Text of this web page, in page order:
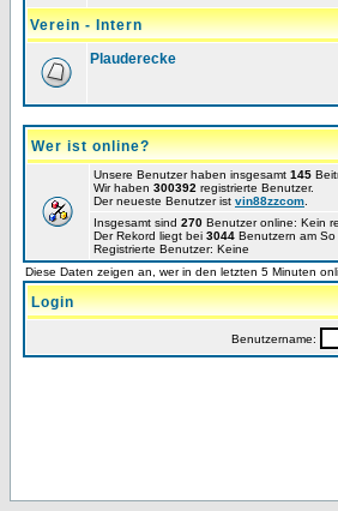
Verein - Intern
Plauderecke
Wer ist online?
Unsere Benutzer haben insgesamt 145
Wir haben 300392 registrierte Benutzer.
Der neueste Benutzer ist vin88zzcom
Insgesamt sind 270 Benutzer online: Kein
Der Rekord liegt bei 3044 Benutzern am
Registrierte Benutzer: Keine
Diese Daten zeigen an, wer in den letzten 5 Minuten
Login
Benutzername: